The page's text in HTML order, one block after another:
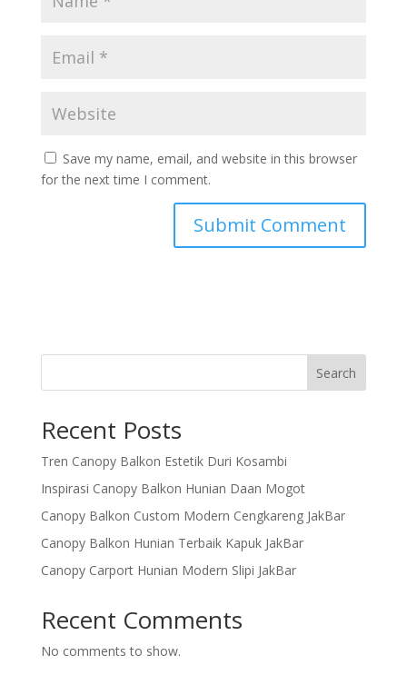
Save my name, email, and website in this browser
for the next time I comment.
Search
Recent Posts
Tren Canopy Balkon Estetik Duri Kosambi
Inspirasi Canopy Balkon Hunian Daan Mogot
Canopy Balkon Custom Modern Cengkareng JakBar
Canopy Balkon Hunian Terbaik Kapuk JakBar
Canopy Carport Hunian Modern Slipi JakBar
Recent Comments
No comments to show.